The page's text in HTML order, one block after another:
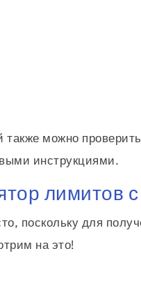
можно
инструкциями.
лимитов
поскольку для
на это!